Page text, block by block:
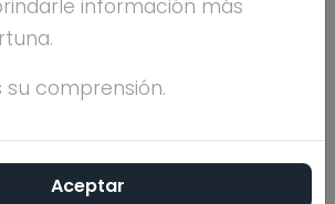
nivel de
MAESTRÍA
información más
comprensión.
Aceptar